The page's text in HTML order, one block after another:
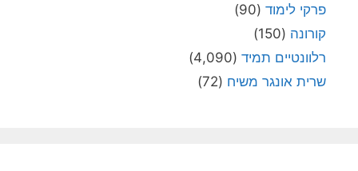
פרקי לימוד (90)
קורונה (150)
רלוונטיים תמיד (4,090)
שרית אונגר משיח (72)